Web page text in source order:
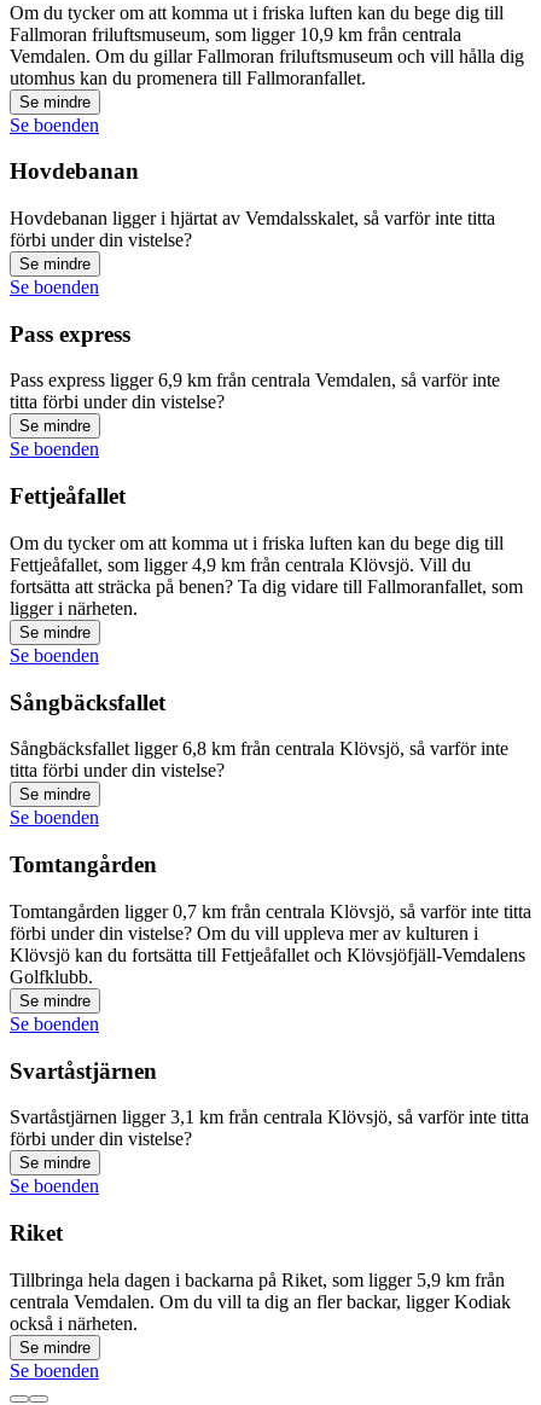
Om du tycker om att komma ut i friska luften kan du bege dig till
Fallmoran friluftsmuseum, som ligger 10,9 km från centrala
Vemdalen. Om du gillar Fallmoran friluftsmuseum och vill hålla dig
utomhus kan du promenera till Fallmoranfallet.
Se mindre
Se boenden
Hovdebanan
Hovdebanan ligger i hjärtat av Vemdalsskalet, så varför inte titta
förbi under din vistelse?
Se mindre
Se boenden
Pass express
Pass express ligger 6,9 km från centrala Vemdalen, så varför inte
titta förbi under din vistelse?
Se mindre
Se boenden
Fettjeåfallet
Om du tycker om att komma ut i friska luften kan du bege dig till
Fettjeåfallet, som ligger 4,9 km från centrala Klövsjö. Vill du
fortsätta att sträcka på benen? Ta dig vidare till Fallmoranfallet, som
ligger i närheten.
Se mindre
Se boenden
Sångbäcksfallet
Sångbäcksfallet ligger 6,8 km från centrala Klövsjö, så varför inte
titta förbi under din vistelse?
Se mindre
Se boenden
Tomtangården
Tomtangården ligger 0,7 km från centrala Klövsjö, så varför inte titta
förbi under din vistelse? Om du vill uppleva mer av kulturen i
Klövsjö kan du fortsätta till Fettjeåfallet och Klövsjöfjäll-Vemdalens
Golfklubb.
Se mindre
Se boenden
Svartåstjärnen
Svartåstjärnen ligger 3,1 km från centrala Klövsjö, så varför inte titta
förbi under din vistelse?
Se mindre
Se boenden
Riket
Tillbringa hela dagen i backarna på Riket, som ligger 5,9 km från
centrala Vemdalen. Om du vill ta dig an fler backar, ligger Kodiak
också i närheten.
Se mindre
Se boenden